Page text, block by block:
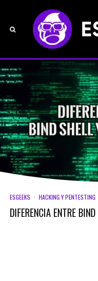
ESGEEKS · HACKING Y PENTESTING
DIFERENCIA ENTRE